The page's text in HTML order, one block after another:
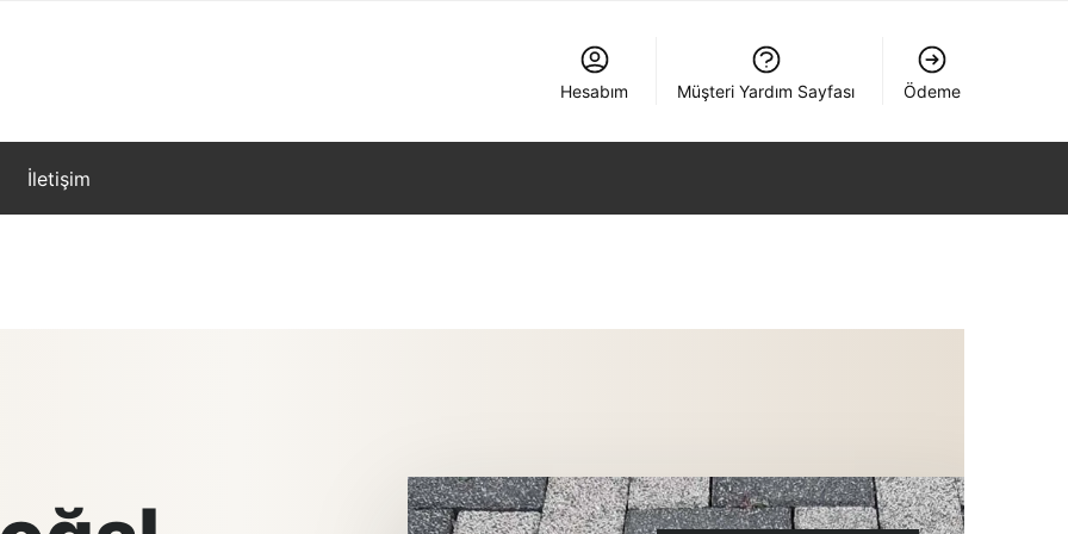
Hesabım Müşteri Yardım Sayfası Ödeme
İletişim